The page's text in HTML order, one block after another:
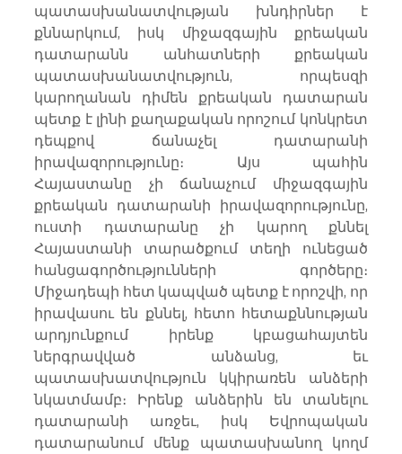
պատասխանատվության խնդիրներ է
քննարկում, իսկ միջազգային քրեական
դատարանն անհատների քրեական
պատասխանատվություն, որպեսզի
կարողանան դիմեն քրեական դատարան
պետք է լինի քաղաքական որոշում կոնկրետ
դեպքով ճանաչել դատարանի
իրավազորությունը։ Այս պահին
Հայաստանը չի ճանաչում միջազգային
քրեական դատարանի իրավազորությունը,
ուստի դատարանը չի կարող քննել
Հայաստանի տարածքում տեղի ունեցած
հանցագործությունների գործերը։
Միջադեպի հետ կապված պետք է որոշվի, որ
իրավասու են քննել, հետո հետաքննության
արդյունքում իրենք կբացահայտեն
ներգրավված անձանց, եւ
պատասխատվություն կկիրառեն անձերի
նկատմամբ։ Իրենք անձերին են տանելու
դատարանի առջեւ, իսկ Եվրոպական
դատարանում մենք պատասխանող կողմ